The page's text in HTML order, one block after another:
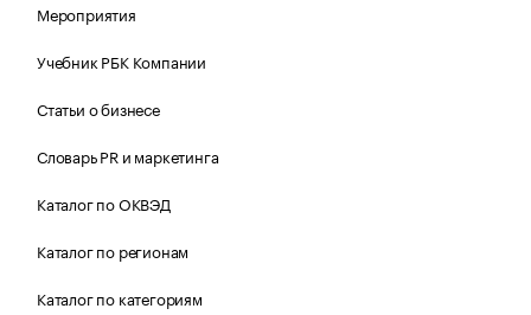
Мероприятия
Учебник РБК Компании
Статьи о бизнесе
Словарь PR и маркетинга
Каталог по ОКВЭД
Каталог по регионам
Каталог по категориям